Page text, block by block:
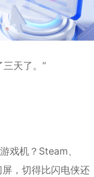
天了。”
戏机？Steam、
，切得比闪电侠还